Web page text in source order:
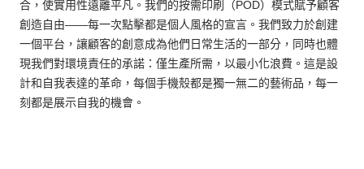
合，使實用性遠離平凡。我們的按需印刷（POD）模式賦予顧客
創造自由——每一次點擊都是個人風格的宣言。我們致力於創建
一個平台，讓顧客的創意成為他們日常生活的一部分，同時也體
現我們對環境責任的承諾：僅生產所需，以最小化浪費。這是設
計和自我表達的革命，每個手機殼都是獨一無二的藝術品，每一
刻都是展示自我的機會。